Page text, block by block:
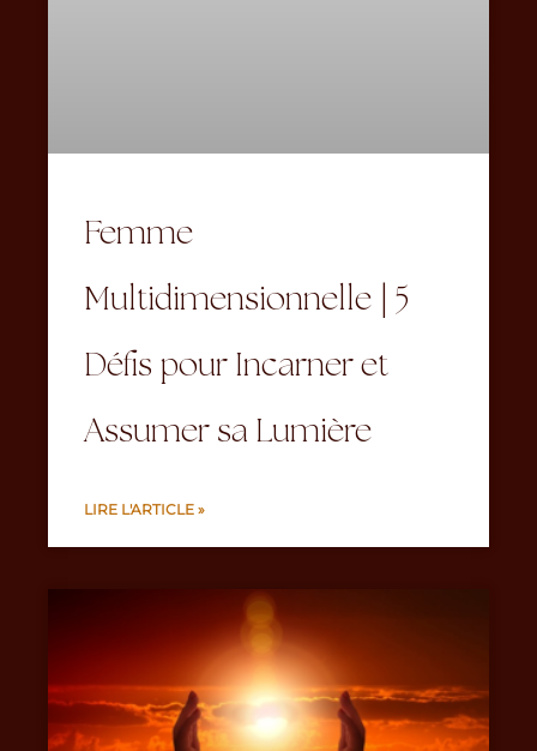
Femme
Multidimensionnelle | 5
Défis pour Incarner et
Assumer sa Lumière
LIRE L'ARTICLE »